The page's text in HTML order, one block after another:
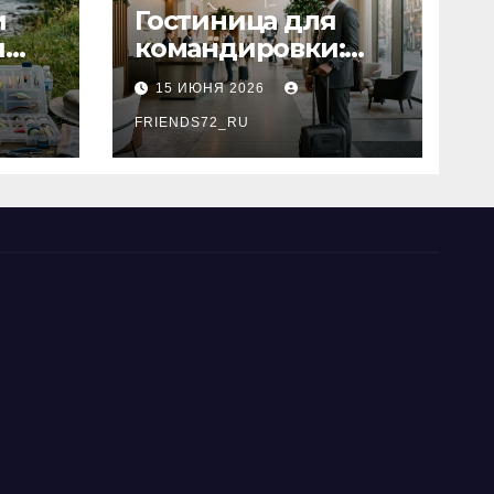
Гостиница для
командировки:
основные
критерии выбора
15 ИЮНЯ 2026
FRIENDS72_RU